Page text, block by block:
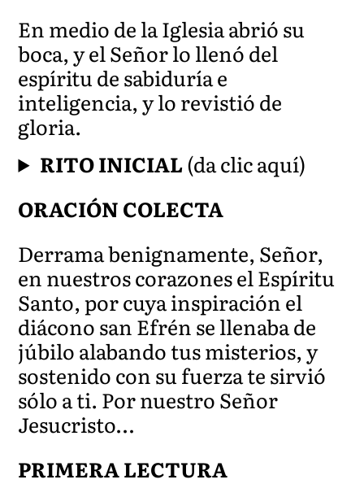
En medio de la Iglesia abrió su
boca, y el Señor lo llenó del
espíritu de sabiduría e
inteligencia, y lo revistió de
gloria.
RITO INICIAL(da clic aquí)
ORACIÓN COLECTA
Derrama benignamente, Señor,
en nuestros corazones el Espíritu
Santo, por cuya inspiración el
diácono san Efrén se llenaba de
júbilo alabando tus misterios, y
sostenido con su fuerza te sirvió
sólo a ti. Por nuestro Señor
Jesucristo…
PRIMERA LECTURA